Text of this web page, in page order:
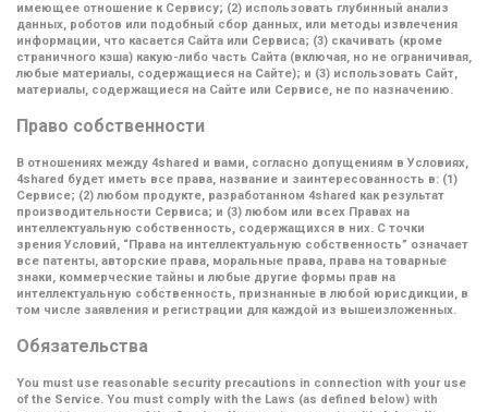
имеющее отношение к Сервису; (2) использовать глубинный анализ
данных, роботов или подобный сбор данных, или методы извлечения
информации, что касается Сайта или Сервиса; (3) скачивать (кроме
страничного кэша) какую-либо часть Сайта (включая, но не ограничивая,
любые материалы, содержащиеся на Сайте); и (3) использовать Сайт,
материалы, содержащиеся на Сайте или Сервисе, не по назначению.
Право собственности
В отношениях между 4shared и вами, согласно допущениям в Условиях,
4shared будет иметь все права, название и заинтересованность в: (1)
Сервисе; (2) любом продукте, разработанном 4shared как результат
производительности Сервиса; и (3) любом или всех Правах на
интеллектуальную собственность, содержащихся в них. С точки
зрения Условий, “Права на интеллектуальную собственность” означает
все патенты, авторские права, моральные права, права на товарные
знаки, коммерческие тайны и любые другие формы прав на
интеллектуальную собственность, признанные в любой юрисдикции, в
том числе заявления и регистрации для каждой из вышеизложенных.
Обязательства
You must use reasonable security precautions in connection with your use
of the Service. You must comply with the Laws (as defined below) with